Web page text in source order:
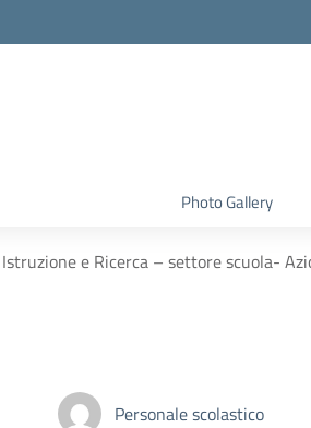
Photo Gallery
e Ricerca – settore scuola-
Personale scolastico